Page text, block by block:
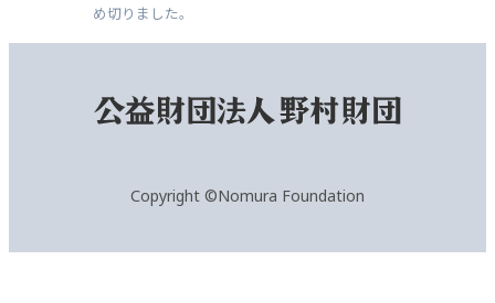
め切りました。
Copyright ©Nomura Foundation